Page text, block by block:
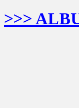
>>>